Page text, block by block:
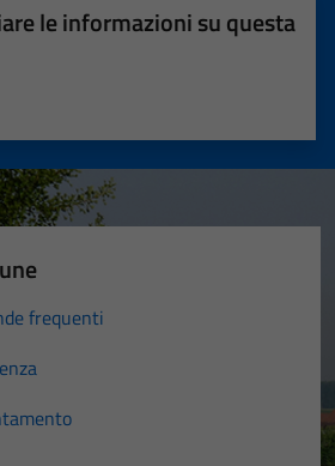
le informazioni su questa
5 stelle su 5
su 5
su 5
5
frequenti